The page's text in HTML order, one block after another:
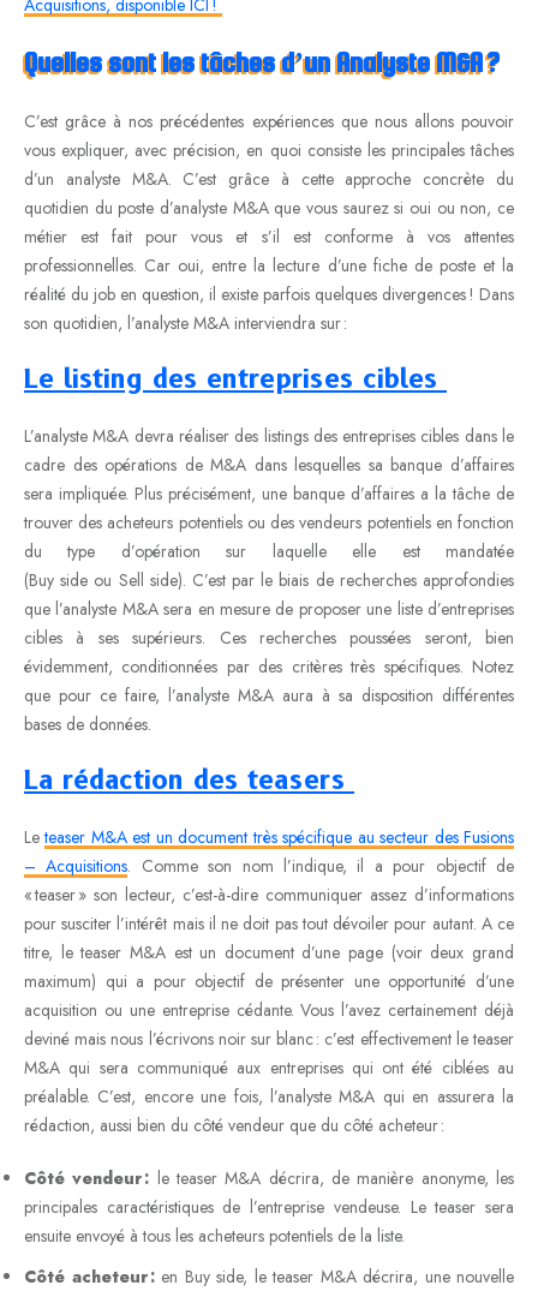
Quelles sont les tâches d’un Analyste M&A ?
C’est grâce à nos précédentes expériences que nous allons pouvoir
vous expliquer, avec précision, en quoi consiste les principales tâches
d’un analyste M&A. C’est grâce à cette approche concrète du
quotidien du poste d’analyste M&A que vous saurez si oui ou non, ce
métier est fait pour vous et s’il est conforme à vos attentes
professionnelles. Car oui, entre la lecture d’une fiche de poste et la
réalité du job en question, il existe parfois quelques divergences ! Dans
son quotidien, l’analyste M&A interviendra sur :
Le listing des entreprises cibles
L’analyste M&A devra réaliser des listings des entreprises cibles dans le
cadre des opérations de M&A dans lesquelles sa banque d’affaires
sera impliquée. Plus précisément, une banque d’affaires a la tâche de
trouver des acheteurs potentiels ou des vendeurs potentiels en fonction
du type d’opération sur laquelle elle est mandatée
(Buy side ou Sell side). C’est par le biais de recherches approfondies
que l’analyste M&A sera en mesure de proposer une liste d’entreprises
cibles à ses supérieurs. Ces recherches poussées seront, bien
évidemment, conditionnées par des critères très spécifiques. Notez
que pour ce faire, l’analyste M&A aura à sa disposition différentes
bases de données.
La rédaction des teasers
Leteaser M&A est un document très spécifique au secteur des Fusions
– Acquisitions. Comme son nom l’indique, il a pour objectif de
« teaser » son lecteur, c’est-à-dire communiquer assez d’informations
pour susciter l’intérêt mais il ne doit pas tout dévoiler pour autant. A ce
titre, le teaser M&A est un document d’une page (voir deux grand
maximum) qui a pour objectif de présenter une opportunité d’une
acquisition ou une entreprise cédante. Vous l’avez certainement déjà
deviné mais nous l’écrivons noir sur blanc : c’est effectivement le teaser
M&A qui sera communiqué aux entreprises qui ont été ciblées au
préalable. C’est, encore une fois, l’analyste M&A qui en assurera la
rédaction, aussi bien du côté vendeur que du côté acheteur :
Côté vendeur : le teaser M&A décrira, de manière anonyme, les
principales caractéristiques de l’entreprise vendeuse. Le teaser sera
ensuite envoyé à tous les acheteurs potentiels de la liste.
Côté acheteur :en Buy side, le teaser M&A décrira, une nouvelle